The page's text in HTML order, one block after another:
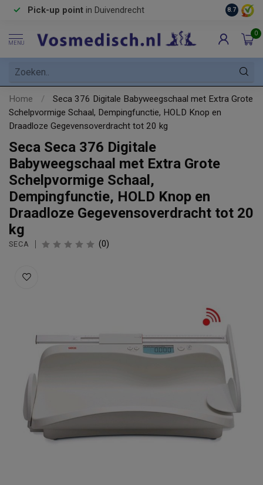
Pick-up point in Duivendrecht 8.7
MENU
0
Home /
Seca 376 Digitale Babyweegschaal met Extra Grote
Schelpvormige Schaal, Dempingfunctie, HOLD Knop en
Draadloze Gegevensoverdracht tot 20 kg
Seca Seca 376 Digitale
Babyweegschaal met Extra Grote
Schelpvormige Schaal,
Dempingfunctie, HOLD Knop en
Draadloze Gegevensoverdracht tot 20
kg
SECA (0)